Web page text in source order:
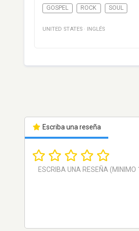
GOSPEL ROCK SOUL
UNITED STATES · INGLÉS
Escriba una reseña